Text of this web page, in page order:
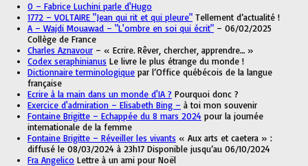
0 – Fabrice Luchini parle d'Hugo
1772 – VOLTAIRE "Jean qui rit et qui pleure" Tellement d’actualité !
A – Wajdi Mouawad – "L'ombre en soi qui écrit" – 06/02/2025
Collège de France
Charles Aznavour – « Ecrire. Rêver, chercher, apprendre… »
Codex seraphinianus Le livre le plus étrange du monde !
Dictionnaire terminologique par l’Office québécois de la langue
française
Ecrire à la main dans un monde d'IA ? Pourquoi donc ?
Exercice d'admiration – Elisabeth Bing – à toi mon souvenir
Fontaine Brigitte – Echappée du 8 mars 2024 pour la journée
internationale de la femme
Fontaine Brigitte – Réveiller les vivants « Aux arts et caetera » :
diffusé le 08/03/2024 à 23h17 Disponible jusqu’au 06/10/2024
Fra Angelico Lettre à un ami pour Noël